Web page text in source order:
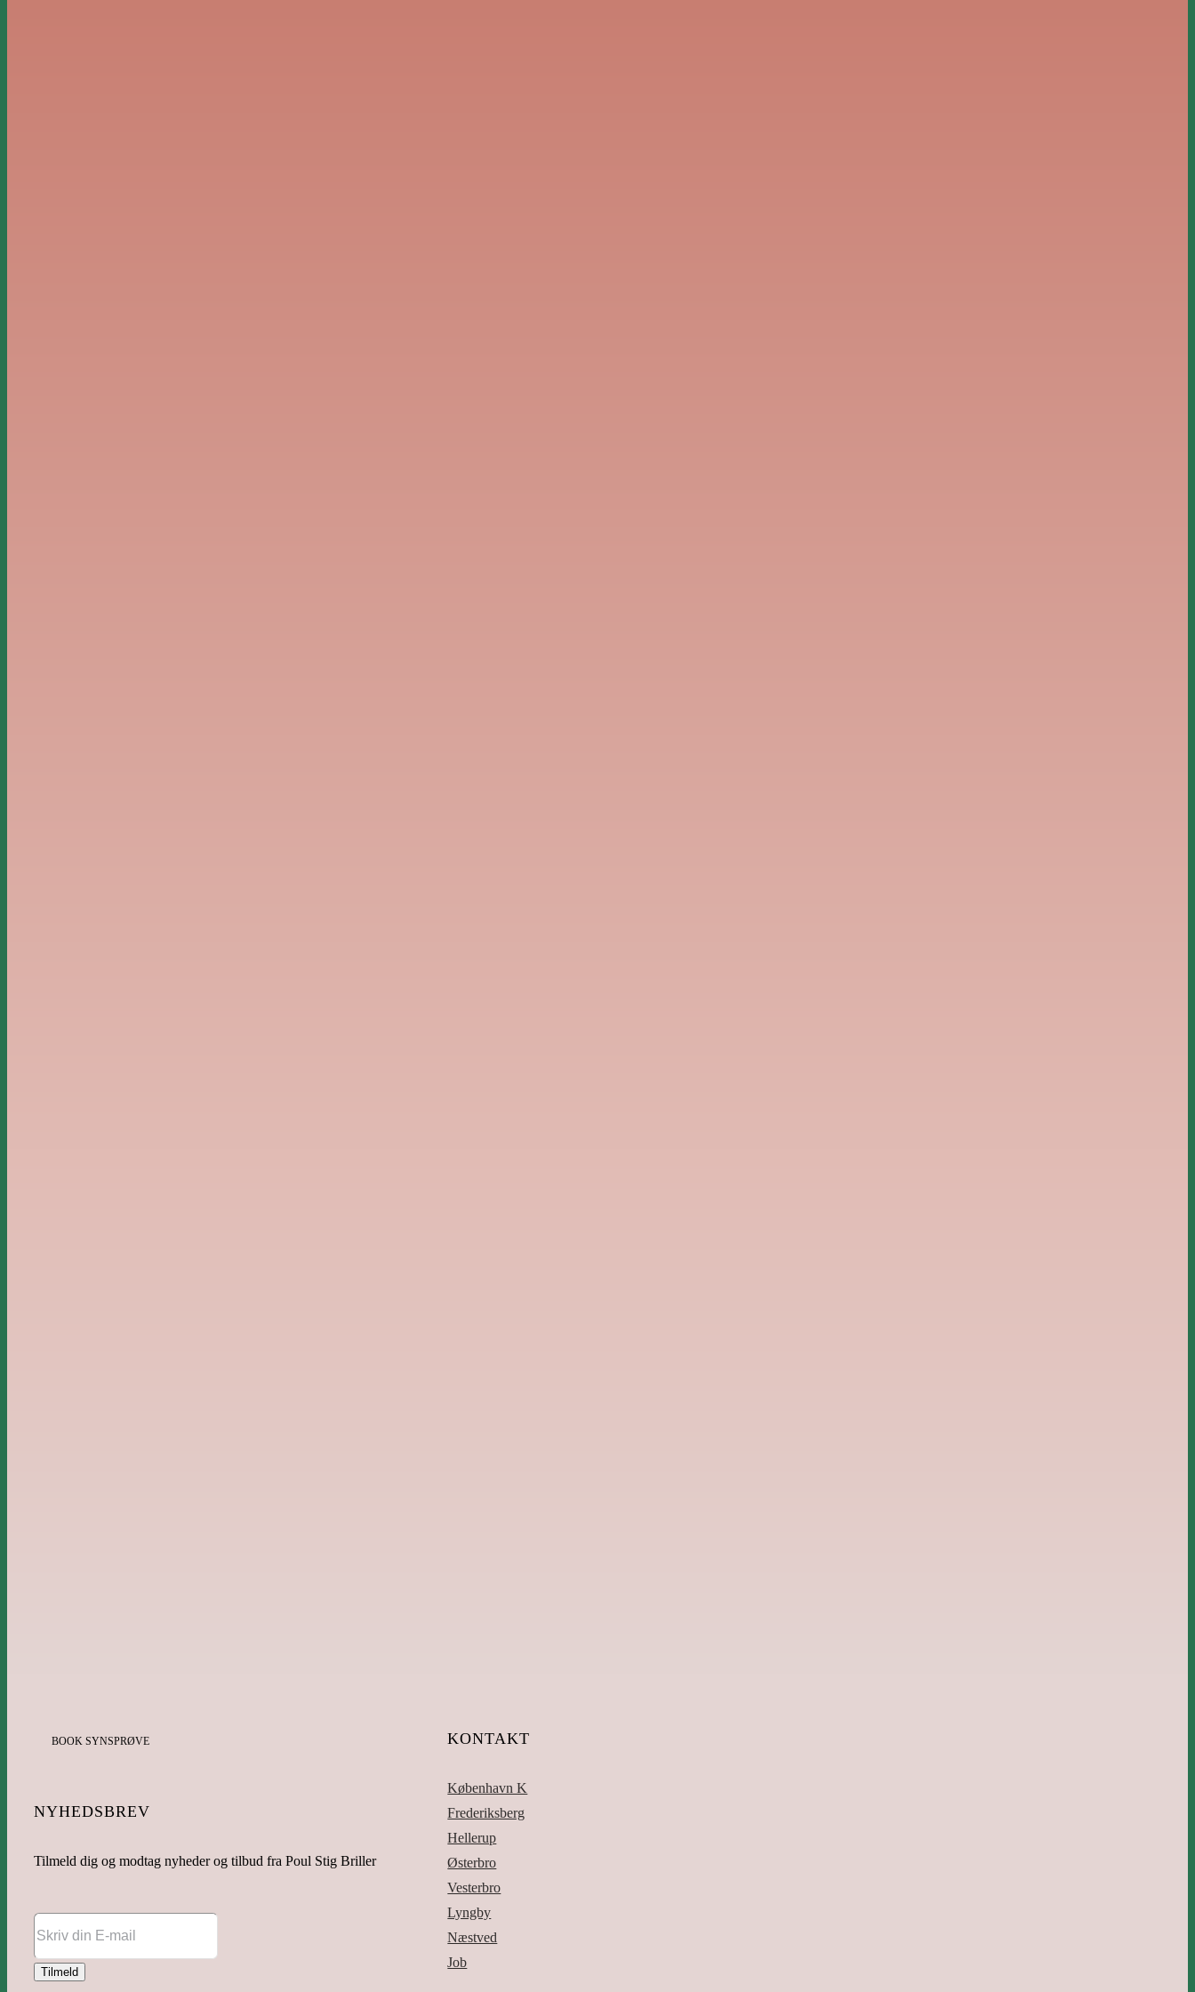
BOOK SYNSPRØVE
NYHEDSBREV
Tilmeld dig og modtag nyheder og tilbud fra Poul Stig Briller
KONTAKT
København K
Frederiksberg
Hellerup
Østerbro
Vesterbro
Lyngby
Næstved
Job